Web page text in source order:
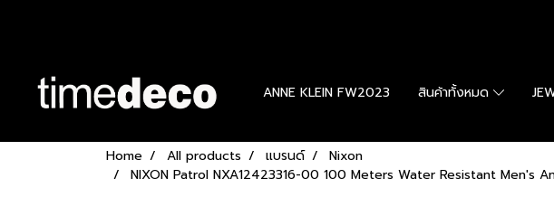
ANNE KLEIN FW2023 สินค้าทั้งหมด
Home All products แบรนด์
Nixon
NIXON Patrol NXA12423316-00 100 Meters Water Resistant Men's